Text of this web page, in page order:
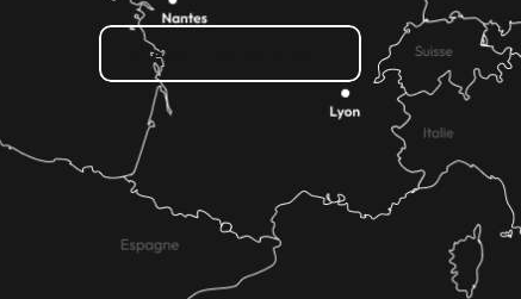
Wie kann ich kommen?